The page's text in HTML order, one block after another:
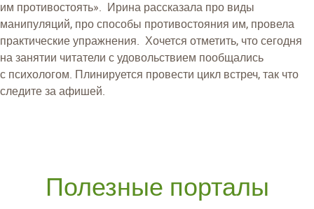
им противостоять». Ирина рассказала про виды
манипуляций, про способы противостояния им, провела
практические упражнения. Хочется отметить, что сегодня
на занятии читатели с удовольствием пообщались
с психологом. Плинируется провести цикл встреч, так что
следите за афишей.
Полезные порталы